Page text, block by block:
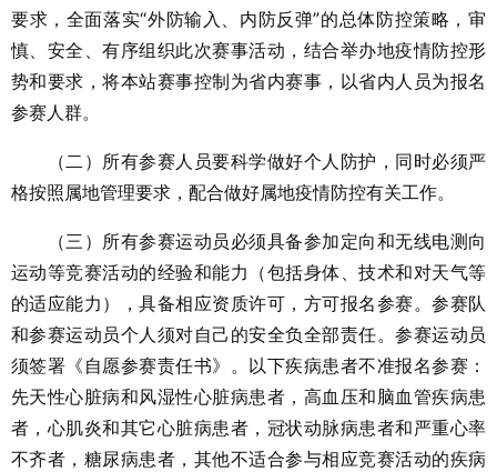
要求，全面落实“外防输入、内防反弹”的总体防控策略，审
慎、安全、有序组织此次赛事活动，结合举办地疫情防控形
势和要求，将本站赛事控制为省内赛事，以省内人员为报名
参赛人群。
（二）所有参赛人员要科学做好个人防护，同时必须严
格按照属地管理要求，配合做好属地疫情防控有关工作。
（三）所有参赛运动员必须具备参加定向和无线电测向
运动等竞赛活动的经验和能力（包括身体、技术和对天气等
的适应能力），具备相应资质许可，方可报名参赛。参赛队
和参赛运动员个人须对自己的安全负全部责任。参赛运动员
须签署《自愿参赛责任书》。以下疾病患者不准报名参赛：
先天性心脏病和风湿性心脏病患者，高血压和脑血管疾病患
者，心肌炎和其它心脏病患者，冠状动脉病患者和严重心率
不齐者，糖尿病患者，其他不适合参与相应竞赛活动的疾病